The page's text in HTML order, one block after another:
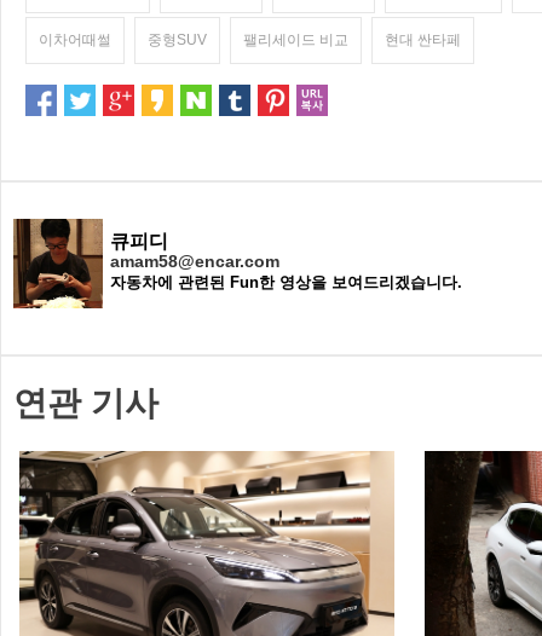
이차어때썰 중형SUV 팰리세이드 비교 현대 싼타페
큐피디
amam58@encar.com
자동차에 관련된 Fun한 영상을 보여드리겠습니다.
연관 기사